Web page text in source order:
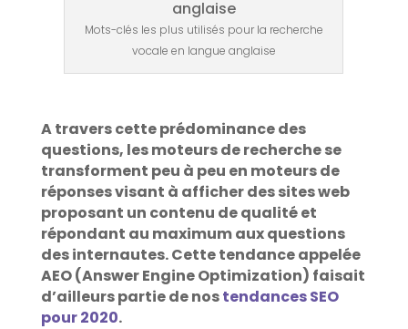
Mots-clés les plus utilisés pour la recherche
vocale en langue anglaise
A travers cette prédominance des
questions, les moteurs de recherche se
transforment peu à peu en moteurs de
réponses visant à afficher des sites web
proposant un contenu de qualité et
répondant au maximum aux questions
des internautes. Cette tendance appelée
AEO (Answer Engine Optimization) faisait
d’ailleurs partie de nostendances SEO
pour 2020.